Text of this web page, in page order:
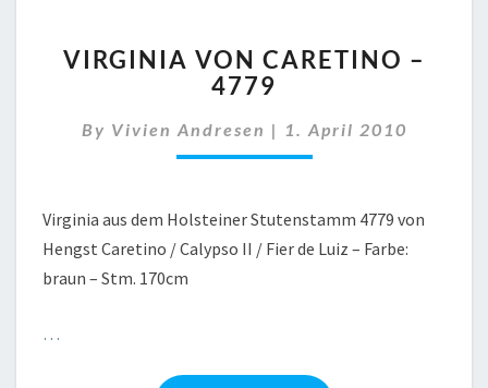
VON
CARETINO
4779
VIRGINIA VON CARETINO –
4779
By Vivien Andresen | 1. April 2010
Virginia aus dem Holsteiner Stutenstamm 4779 von
Hengst Caretino / Calypso II / Fier de Luiz – Farbe:
braun – Stm. 170cm
…